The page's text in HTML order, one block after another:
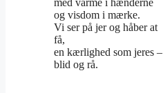
og visdom i mærke.
Vi ser på jer og håber at
få,
en kærlighed som jeres –
blid og rå.